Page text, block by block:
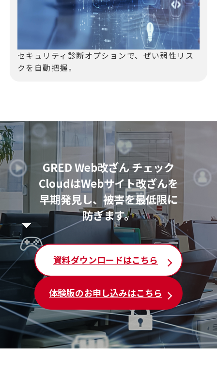
セキュリティ診断オプションで、ぜい弱性リス
クを自動把握。
GRED Web改ざん チェック
CloudはWebサイト改ざんを
早期発見し、被害を最低限に
防ぎます。
資料ダウンロードはこちら
体験版のお申し込みはこちら